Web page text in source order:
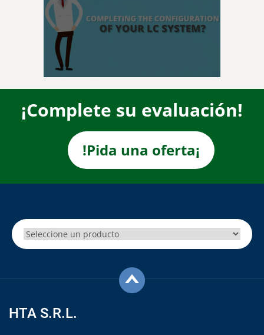
¡Complete su evaluación!
!Pida una oferta¡
HTA S.R.L.